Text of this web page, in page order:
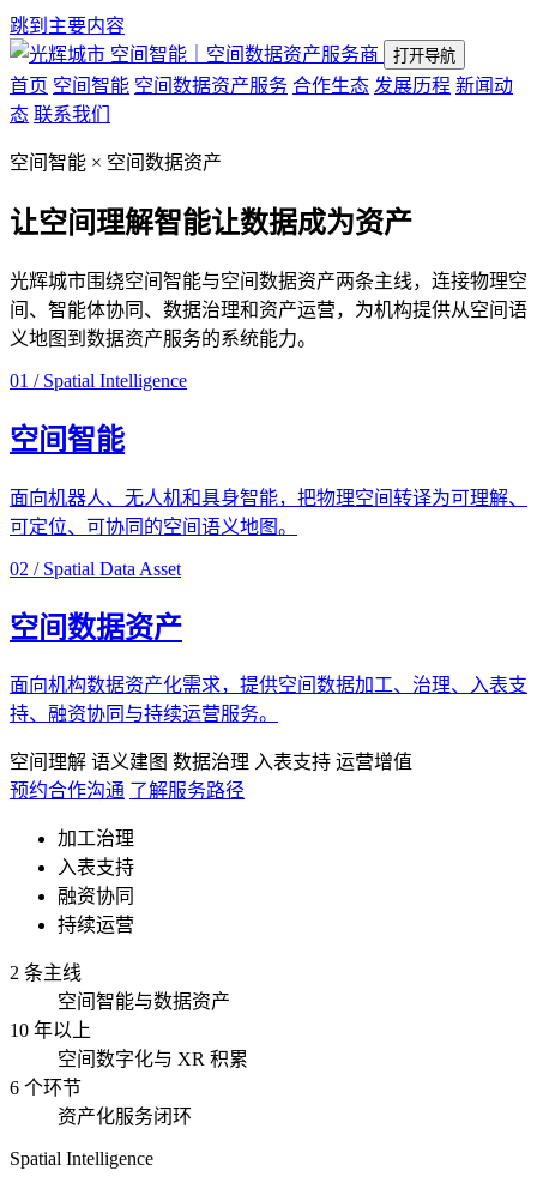
跳到主要内容
空间智能｜空间数据资产服务商
打开导航
首页 空间智能 空间数据资产服务 合作生态 发展历程 新闻动
态 联系我们
空间智能 × 空间数据资产
让空间理解智能让数据成为资产
光辉城市围绕空间智能与空间数据资产两条主线，连接物理空
间、智能体协同、数据治理和资产运营，为机构提供从空间语
义地图到数据资产服务的系统能力。
01 / Spatial Intelligence
空间智能
面向机器人、无人机和具身智能，把物理空间转译为可理解、
可定位、可协同的空间语义地图。
02 / Spatial Data Asset
空间数据资产
面向机构数据资产化需求，提供空间数据加工、治理、入表支
持、融资协同与持续运营服务。
空间理解 语义建图 数据治理 入表支持 运营增值
预约合作沟通 了解服务路径
加工治理
入表支持
融资协同
持续运营
2 条主线
空间智能与数据资产
10 年以上
空间数字化与 XR 积累
6 个环节
资产化服务闭环
Spatial Intelligence